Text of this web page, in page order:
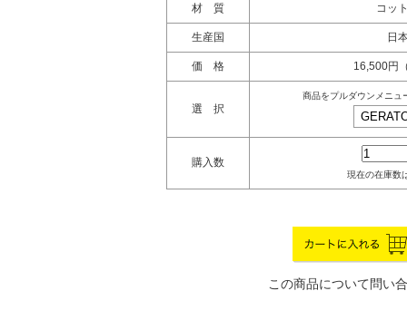
材 質 コッ
生産国 日
価 格 16,500円
選 択
商品をプルダウンメニュ
購入数
現在の在庫数
この商品について問い